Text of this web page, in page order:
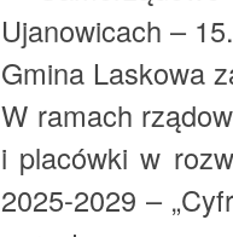
Ujanowicach –
Gmina Laskowa
W ramach
i placówki w
2025-2029 –